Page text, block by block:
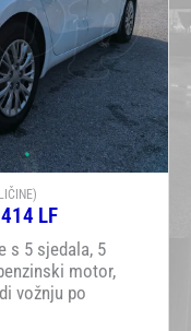
LF
s 5 sjedala, 5
motor,
vožnju po